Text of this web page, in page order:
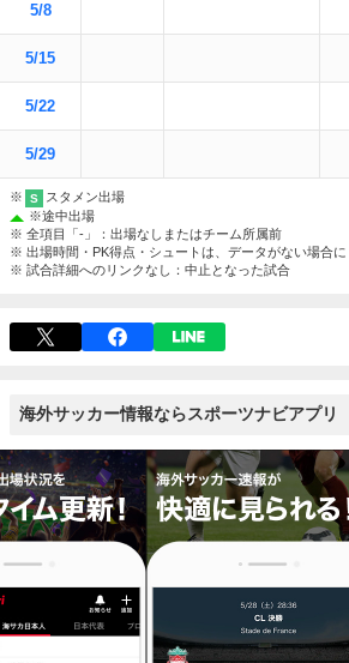
5/8
5/15
5/22
5/29
※ S
スタメン出場
※途中出場
※ 全項目「-」：出場なしまたはチーム所属前
※ 出場時間・PK得点・シュートは、データがない場合に
※ 試合詳細へのリンクなし：中止となった試合
海外サッカー情報ならスポーツナビアプリ